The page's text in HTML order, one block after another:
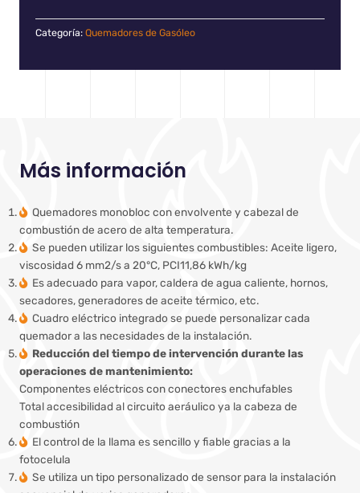
Categoría: Quemadores de Gasóleo
Más información
Quemadores monobloc con envolvente y cabezal de
combustión de acero de alta temperatura.
Se pueden utilizar los siguientes combustibles: Aceite ligero,
viscosidad 6 mm2/s a 20°C, PCI11,86 kWh/kg
Es adecuado para vapor, caldera de agua caliente, hornos,
secadores, generadores de aceite térmico, etc.
Cuadro eléctrico integrado se puede personalizar cada
quemador a las necesidades de la instalación.
Reducción del tiempo de intervención durante las
operaciones de mantenimiento:
Componentes eléctricos con conectores enchufables
Total accesibilidad al circuito aeráulico ya la cabeza de
combustión
El control de la llama es sencillo y fiable gracias a la
fotocelula
Se utiliza un tipo personalizado de sensor para la instalación